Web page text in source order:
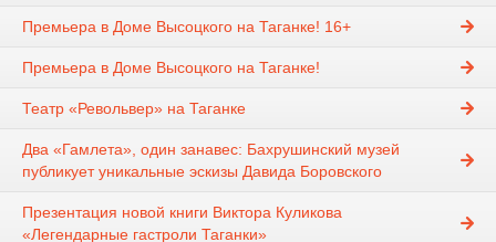
Премьера в Доме Высоцкого на Таганке! 16+
Премьера в Доме Высоцкого на Таганке!
Театр «Револьвер» на Таганке
Два «Гамлета», один занавес: Бахрушинский музей
публикует уникальные эскизы Давида Боровского
Презентация новой книги Виктора Куликова
«Легендарные гастроли Таганки»